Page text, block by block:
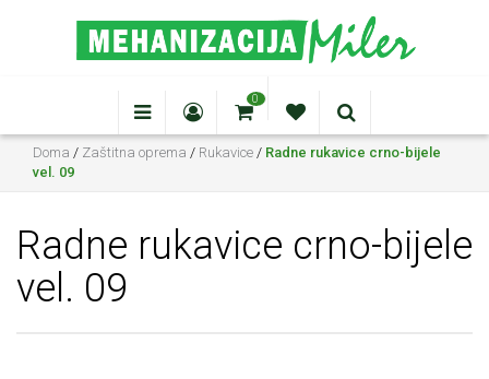
0
Doma / Zaštitna oprema / Rukavice / Radne rukavice crno-bijele
vel. 09
Radne rukavice crno-bijele
vel. 09